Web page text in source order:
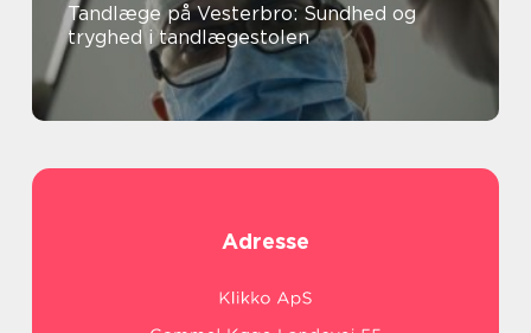
Tandlæge på Vesterbro: Sundhed og
tryghed i tandlægestolen
Adresse